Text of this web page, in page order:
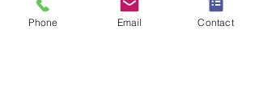
Objet
Phone Email Contact